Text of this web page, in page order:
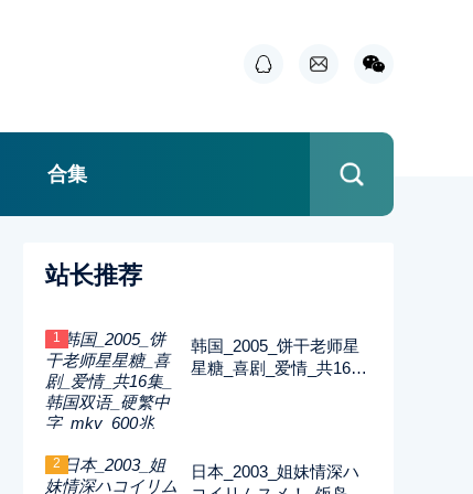
合集
站长推荐
1
韩国_2005_饼干老师星
星糖_喜剧_爱情_共16集
2
日本_2003_姐妹情深ハ